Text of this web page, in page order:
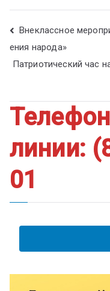
Внеклассное
ения народа»
Патриотический час
линии:
01